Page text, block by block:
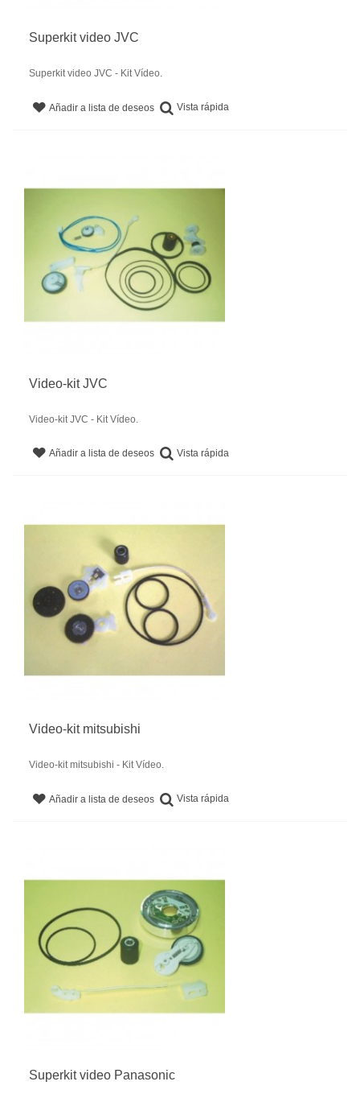
Superkit video JVC
Superkit video JVC - Kit Vídeo.
Añadir a lista de deseos Vista rápida
Video-kit JVC
Video-kit JVC - Kit Vídeo.
Añadir a lista de deseos Vista rápida
Video-kit mitsubishi
Video-kit mitsubishi - Kit Vídeo.
Añadir a lista de deseos Vista rápida
Superkit video Panasonic